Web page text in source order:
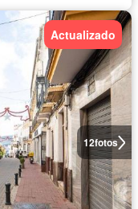
12fotos
Actualizado